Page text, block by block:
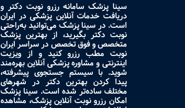
سینا پزشک سامانه رزرو نوبت دکتر و
دریافت خدمات آنلاین پزشکی در ایران
است. در سینا پزشک می‌توانید به‌راحتی
نوبت دکتر بگیرید، از بهترین پزشک
متخصص و فوق تخصص در سراسر ایران
نوبت مطب رزرو کنید و از ویزیت
اینترنتی و مشاوره پزشکی آنلاین بهره‌مند
شوید. با سیستم جستجوی پیشرفته،
پیدا کردن بهترین دکتر در شهرهای
مختلف ساده‌تر شده است. سینا پزشک
امکان رزرو نوبت آنلاین پزشک، مشاهده